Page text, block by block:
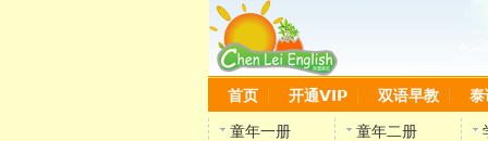
首页 开通VIP 双语早教 泰
童年一册 童年二册